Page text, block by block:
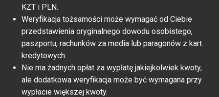
KZT i PLN.
Weryfikacja tożsamości może wymagać od Ciebie
przedstawienia oryginalnego dowodu osobistego,
paszportu, rachunków za media lub paragonów z kart
kredytowych.
Nie ma żadnych opłat za wypłatę jakiejkolwiek kwoty,
ale dodatkowa weryfikacja może być wymagana przy
wypłacie większej kwoty.